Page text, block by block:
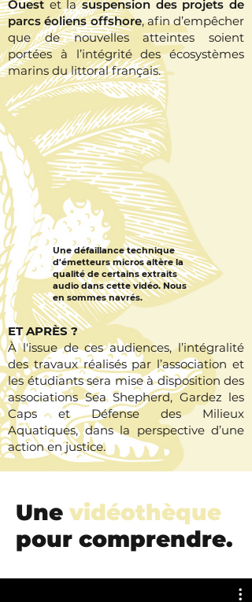
Ouest et lasuspension des projets de
parcs éoliens offshore, afin d’empêcher
que de nouvelles atteintes soient
portées à l’intégrité des écosystèmes
marins du littoral français.
Une défaillance technique
d'émetteurs micros altère la
qualité de certains extraits
audio dans cette vidéo. Nous
en sommes navrés.
ET APRÈS ?
À l'issue de ces audiences, l’intégralité
des travaux réalisés par l’association et
les étudiants sera mise à disposition des
associations Sea Shepherd, Gardez les
Caps et Défense des Milieux
Aquatiques, dans la perspective d’une
action en justice.
Une vidéothèque
pour comprendre.